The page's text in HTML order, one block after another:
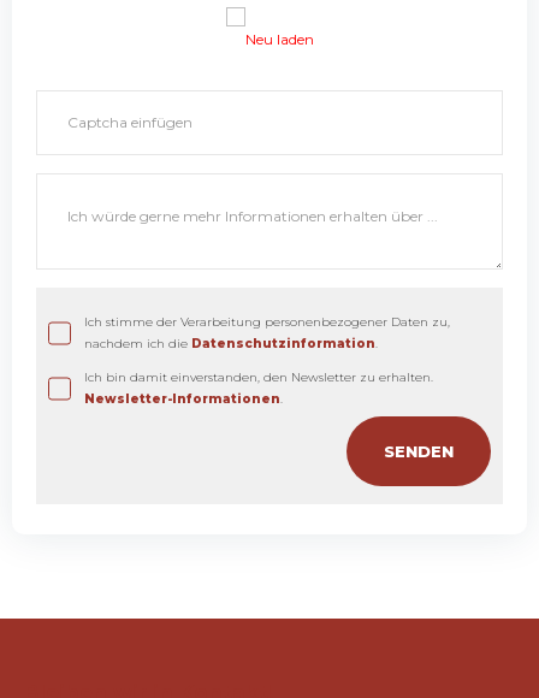
Neu laden
Ich stimme der Verarbeitung personenbezogener Daten zu,
nachdem ich die Datenschutzinformation.
Ich bin damit einverstanden, den Newsletter zu erhalten.
Newsletter-Informationen.